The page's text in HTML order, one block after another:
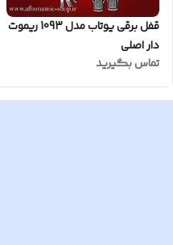
قفل برقی یوتاب مدل 1093 ریموت
دار اصلی
تماس بگیرید